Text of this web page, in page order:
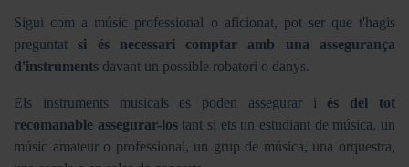
Sigui com a músic professional o aficionat, pot ser que t'hagis
preguntat si és necessari comptar amb una assegurança
d'instruments davant un possible robatori o danys.
Els instruments musicals es poden assegurar i és del tot
recomanable assegurar-lostant si ets un estudiant de música, un
músic amateur o professional, un grup de música, una orquestra,